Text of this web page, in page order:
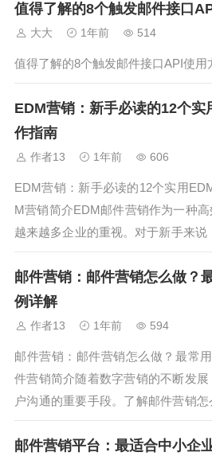
值得了解的8个触发邮件接口
大大 1年前 514
值得了解的8个触发邮件接口API使用
EDM营销：新手必读的12个实
作指南
作者13 1年前 606
EDM营销：新手必读的12个实用
M营销简介EDM邮件营销作为一种
越来越多企业的重视。对于新手来
巧和操作指南非常重要。通过专业
Bing，可以更好地设计和管理邮件
一：精准细分...
邮件营销：邮件营销怎么做？
例详解
作者13 1年前 594
邮件营销：邮件营销怎么做？最常
件营销简介随着数字营销的不断发
户沟通的重要手段。了解邮件营销
须掌握的技能。借助专业的邮件营
效开展邮件活动，实现精准投放和效
邮件营销平台：最适合中小企